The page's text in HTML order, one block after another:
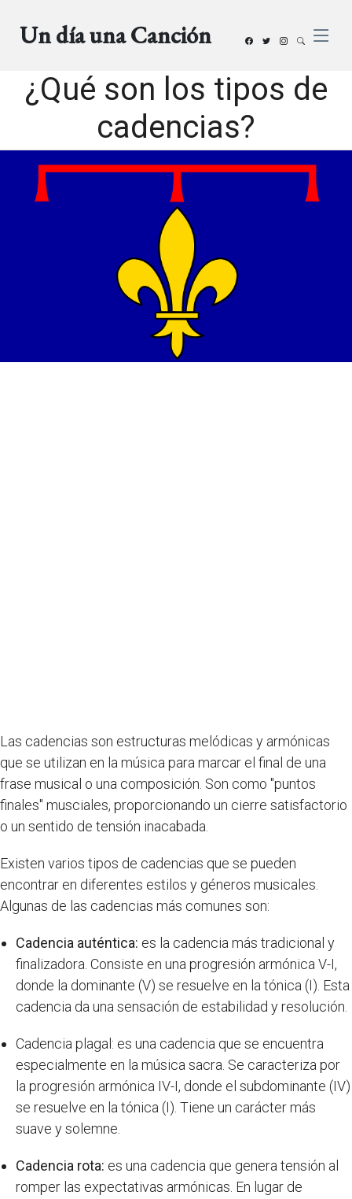
Un día una Canción
¿Qué son los tipos de
cadencias?
Las cadencias son estructuras melódicas y armónicas
que se utilizan en la música para marcar el final de una
frase musical o una composición. Son como "puntos
finales" musciales, proporcionando un cierre satisfactorio
o un sentido de tensión inacabada.
Existen varios tipos de cadencias que se pueden
encontrar en diferentes estilos y géneros musicales.
Algunas de las cadencias más comunes son:
Cadencia auténtica: es la cadencia más tradicional y
finalizadora. Consiste en una progresión armónica V-I,
donde la dominante (V) se resuelve en la tónica (I). Esta
cadencia da una sensación de estabilidad y resolución.
Cadencia plagal: es una cadencia que se encuentra
especialmente en la música sacra. Se caracteriza por
la progresión armónica IV-I, donde el subdominante (IV)
se resuelve en la tónica (I). Tiene un carácter más
suave y solemne.
Cadencia rota: es una cadencia que genera tensión al
romper las expectativas armónicas. En lugar de